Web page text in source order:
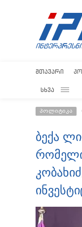
ᲛᲗᲐᲕᲐᲠᲘ
ᲡᲮᲕᲐ
პოლიტიკა
ბექა